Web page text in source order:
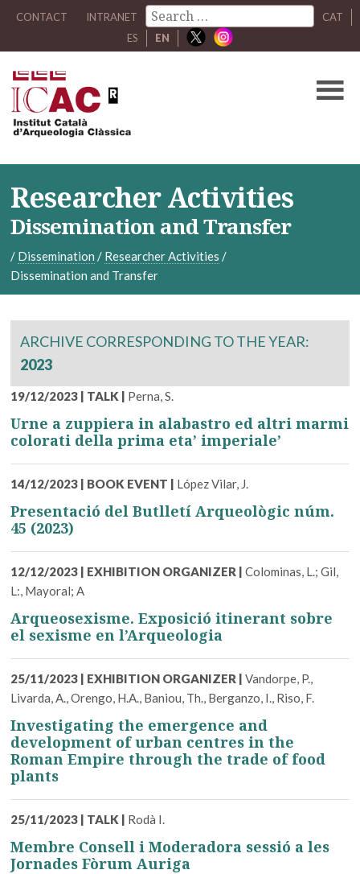
CONTACT INTRANET
CAT
ES
EN
Researcher Activities
Dissemination and Transfer
/ Dissemination / Researcher Activities /
Dissemination and Transfer
ARCHIVE CORRESPONDING TO THE YEAR:
2023
19/12/2023 | TALK | Perna, S.
Urne a zuppiera in alabastro ed altri marmi
colorati della prima eta’ imperiale’
14/12/2023 | BOOK EVENT | López Vilar, J.
Presentació del Butlletí Arqueològic núm.
45 (2023)
12/12/2023 | EXHIBITION ORGANIZER | Colominas, L.; Gil,
L:, Mayoral; A
Arqueosexisme. Exposició itinerant sobre
el sexisme en l’Arqueologia
25/11/2023 | EXHIBITION ORGANIZER | Vandorpe, P.,
Livarda, A., Orengo, H.A., Baniou, Th., Berganzo, I., Riso, F.
Investigating the emergence and
development of urban centres in the
Roman Empire through the trade of food
plants
25/11/2023 | TALK | Rodà I.
Membre Consell i Moderadora sessió a les
Jornades Fòrum Auriga